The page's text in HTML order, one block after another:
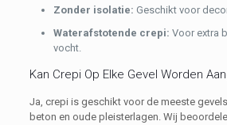
Zonder isolatie: Geschikt voor
Waterafstotende crepi: Voor extra
vocht.
Kan Crepi Op Elke Gevel Worden
Ja, crepi is geschikt voor de meeste
beton en oude pleisterlagen. Wij